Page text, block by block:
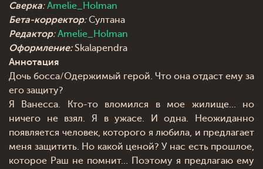
Сверка: Amelie_Holman
Бета-корректор:Султана
Редактор: Amelie_Holman
Оформление:Skalapendra
Аннотация
Дочь босса/Одержимый герой. Что она отдаст ему за
его защиту?
Я Ванесса. Кто-то вломился в мое жилище... но
ничего не взял. Я в ужасе. И одна. Неожиданно
появляется человек, которого я любила, и предлагает
меня защитить. Но какой ценой? У нас есть прошлое,
которое Раш не помнит… Поэтому я предлагаю ему